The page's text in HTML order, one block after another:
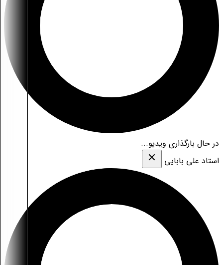
در حال بارگذاری ویدیو...
استاد علی بابایی